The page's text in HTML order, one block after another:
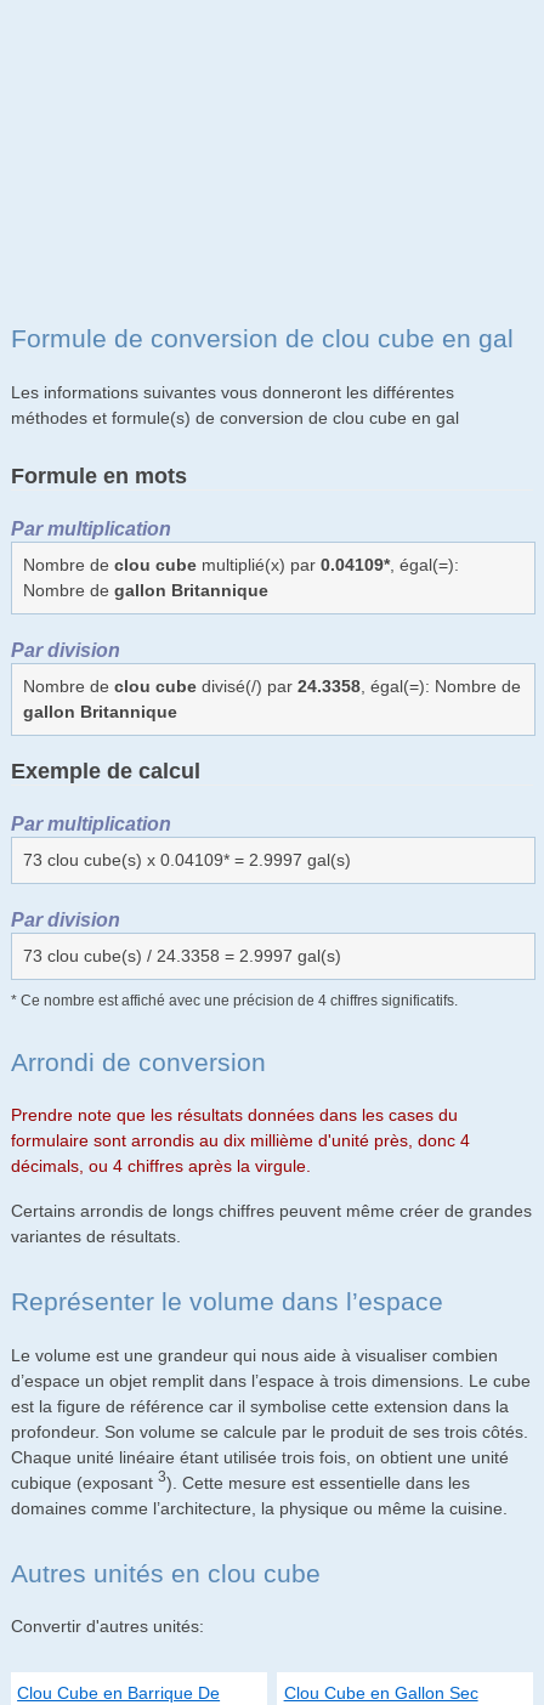
Formule de conversion de clou cube en gal
Les informations suivantes vous donneront les différentes
méthodes et formule(s) de conversion de clou cube en gal
Formule en mots
Par multiplication
Nombre de clou cubemultiplié(x) par 0.04109*, égal(=):
Nombre de gallon Britannique
Par division
Nombre de clou cubedivisé(/) par 24.3358, égal(=): Nombre de
gallon Britannique
Exemple de calcul
Par multiplication
73 clou cube(s) x 0.04109* = 2.9997 gal(s)
Par division
73 clou cube(s) / 24.3358 = 2.9997 gal(s)
* Ce nombre est affiché avec une précision de 4 chiffres significatifs.
Arrondi de conversion
Prendre note que les résultats données dans les cases du
formulaire sont arrondis au dix millième d'unité près, donc 4
décimals, ou 4 chiffres après la virgule.
Certains arrondis de longs chiffres peuvent même créer de grandes
variantes de résultats.
Représenter le volume dans l’espace
Le volume est une grandeur qui nous aide à visualiser combien
d’espace un objet remplit dans l’espace à trois dimensions. Le cube
est la figure de référence car il symbolise cette extension dans la
profondeur. Son volume se calcule par le produit de ses trois côtés.
Chaque unité linéaire étant utilisée trois fois, on obtient une unité
cubique (exposant 3). Cette mesure est essentielle dans les
domaines comme l’architecture, la physique ou même la cuisine.
Autres unités en clou cube
Convertir d'autres unités:
Clou Cube en Barrique De Clou Cube en Gallon Sec